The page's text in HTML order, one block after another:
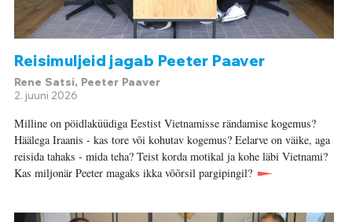
Reisimuljeid jagab Peeter Paaver
Rene Satsi, Peeter Paaver
2. juuni 2026
Milline on pöidlaküüdiga Eestist Vietnamisse rändamise kogemus?
Häälega Iraanis - kas tore või kohutav kogemus? Eelarve on väike, aga
reisida tahaks - mida teha? Teist korda motikal ja kohe läbi Vietnami?
Kas miljonär Peeter magaks ikka võõrsil pargipingil?